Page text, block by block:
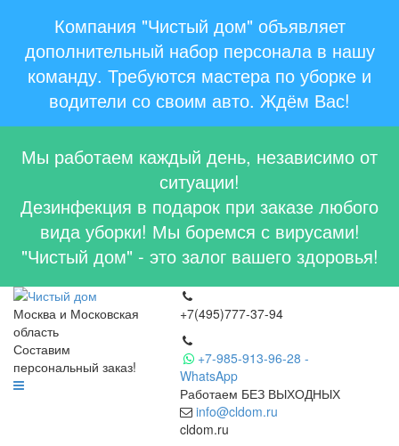
Компания "Чистый дом" объявляет
дополнительный набор персонала в нашу
команду. Требуются мастера по уборке и
водители со своим авто. Ждём Вас!
Мы работаем каждый день, независимо от
ситуации!
Дезинфекция в подарок при заказе любого
вида уборки! Мы боремся с вирусами!
"Чистый дом" - это залог вашего здоровья!
Москва и Московская
область
Составим
персональный заказ!
+7(495)777-37-94
+7-985-913-96-28 -
WhatsApp
Работаем БЕЗ ВЫХОДНЫХ
info@cldom.ru
cldom.ru